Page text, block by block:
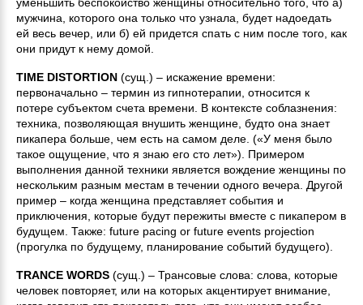
мужчина, которого она только что узнала, будет надоедать
ей весь вечер, или б) ей придется спать с ним после того, как
они придут к нему домой.
TIME DISTORTION (сущ.) – искажение времени:
первоначально – термин из гипнотерапии, относится к
потере субъектом счета времени. В контексте соблазнения:
техника, позволяющая внушить женщине, будто она знает
пикапера больше, чем есть на самом деле. («У меня было
такое ощущение, что я знаю его сто лет»). Примером
выполнения данной техники является вождение женщины по
нескольким разным местам в течении одного вечера. Другой
пример – когда женщина представляет события и
приключения, которые будут пережиты вместе с пикапером в
будущем. Также: future pacing or future events projection
(прогулка по будущему, планирование событий будущего).
TRANCE WORDS (сущ.) – Трансовые слова: слова, которые
человек повторяет, или на которых акцентирует внимание,